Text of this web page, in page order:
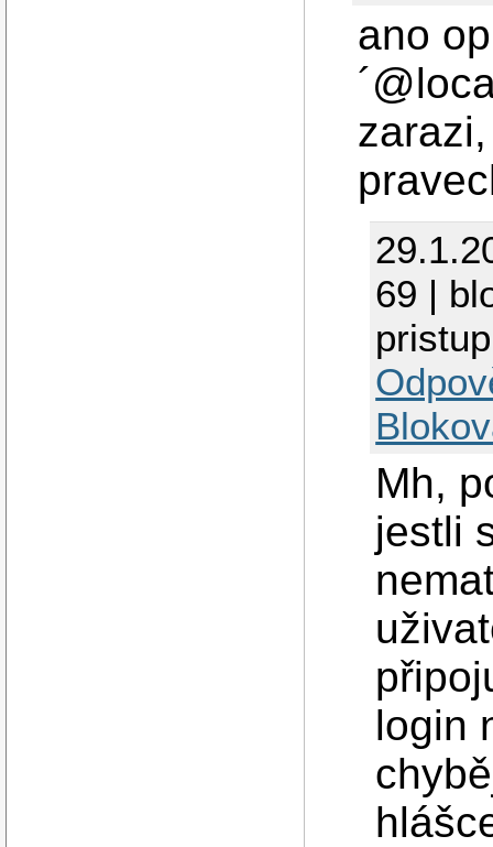
ano
69 |
Mh,
jestli
login